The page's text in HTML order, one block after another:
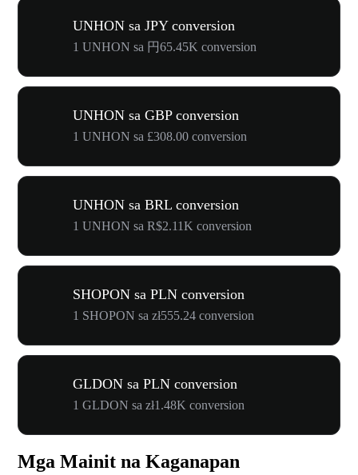
UNHON sa JPY conversion
1 UNHON sa 円65.45K conversion
UNHON sa GBP conversion
1 UNHON sa £308.00 conversion
UNHON sa BRL conversion
1 UNHON sa R$2.11K conversion
SHOPON sa PLN conversion
1 SHOPON sa zł555.24 conversion
GLDON sa PLN conversion
1 GLDON sa zł1.48K conversion
Mga Mainit na Kaganapan